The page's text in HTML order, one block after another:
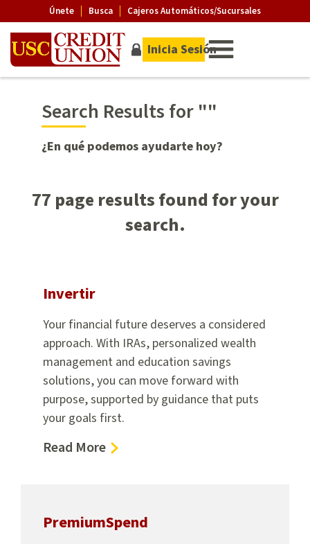
Únete Busca Cajeros Automáticos/Sucursales
Inicia Sesión
Search Results for ""
¿En qué podemos ayudarte hoy?
77 page results found for your
search.
Invertir
Your financial future deserves a considered
approach. With IRAs, personalized wealth
management and education savings
solutions, you can move forward with
purpose, supported by guidance that puts
your goals first.
Read Moreabout
PremiumSpend